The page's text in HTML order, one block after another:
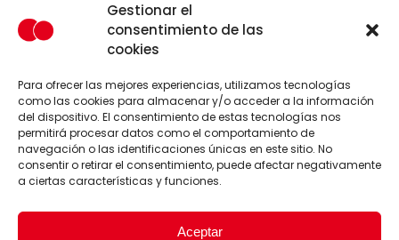
Gestionar el
consentimiento de las
cookies
Para ofrecer las mejores experiencias, utilizamos tecnologías
como las cookies para almacenar y/o acceder a la información
del dispositivo. El consentimiento de estas tecnologías nos
permitirá procesar datos como el comportamiento de
navegación o las identificaciones únicas en este sitio. No
consentir o retirar el consentimiento, puede afectar negativamente
a ciertas características y funciones.
Aceptar